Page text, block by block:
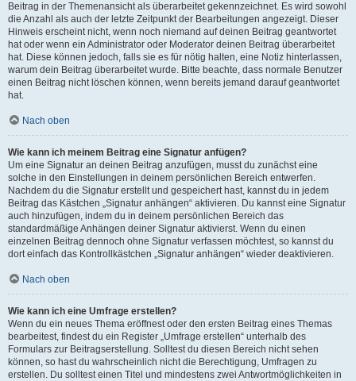
Beitrag in der Themenansicht als überarbeitet gekennzeichnet. Es wird sowohl
die Anzahl als auch der letzte Zeitpunkt der Bearbeitungen angezeigt. Dieser
Hinweis erscheint nicht, wenn noch niemand auf deinen Beitrag geantwortet
hat oder wenn ein Administrator oder Moderator deinen Beitrag überarbeitet
hat. Diese können jedoch, falls sie es für nötig halten, eine Notiz hinterlassen,
warum dein Beitrag überarbeitet wurde. Bitte beachte, dass normale Benutzer
einen Beitrag nicht löschen können, wenn bereits jemand darauf geantwortet
hat.
Nach oben
Wie kann ich meinem Beitrag eine Signatur anfügen?
Um eine Signatur an deinen Beitrag anzufügen, musst du zunächst eine
solche in den Einstellungen in deinem persönlichen Bereich entwerfen.
Nachdem du die Signatur erstellt und gespeichert hast, kannst du in jedem
Beitrag das Kästchen „Signatur anhängen“ aktivieren. Du kannst eine Signatur
auch hinzufügen, indem du in deinem persönlichen Bereich das
standardmäßige Anhängen deiner Signatur aktivierst. Wenn du einen
einzelnen Beitrag dennoch ohne Signatur verfassen möchtest, so kannst du
dort einfach das Kontrollkästchen „Signatur anhängen“ wieder deaktivieren.
Nach oben
Wie kann ich eine Umfrage erstellen?
Wenn du ein neues Thema eröffnest oder den ersten Beitrag eines Themas
bearbeitest, findest du ein Register „Umfrage erstellen“ unterhalb des
Formulars zur Beitragserstellung. Solltest du diesen Bereich nicht sehen
können, so hast du wahrscheinlich nicht die Berechtigung, Umfragen zu
erstellen. Du solltest einen Titel und mindestens zwei Antwortmöglichkeiten in